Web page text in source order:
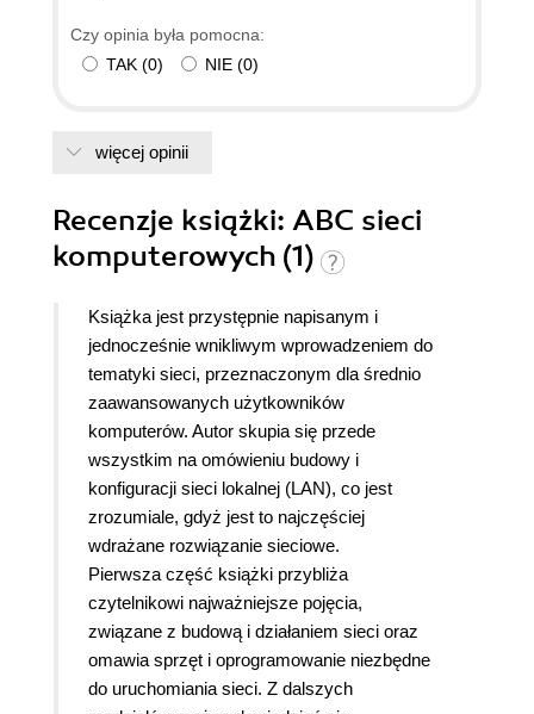
Czy opinia była pomocna:
TAK (0) NIE (0)
więcej opinii
Recenzje książki: ABC sieci
komputerowych (1)
Książka jest przystępnie napisanym i
jednocześnie wnikliwym wprowadzeniem do
tematyki sieci, przeznaczonym dla średnio
zaawansowanych użytkowników
komputerów. Autor skupia się przede
wszystkim na omówieniu budowy i
konfiguracji sieci lokalnej (LAN), co jest
zrozumiale, gdyż jest to najczęściej
wdrażane rozwiązanie sieciowe.
Pierwsza część książki przybliża
czytelnikowi najważniejsze pojęcia,
związane z budową i działaniem sieci oraz
omawia sprzęt i oprogramowanie niezbędne
do uruchomiania sieci. Z dalszych